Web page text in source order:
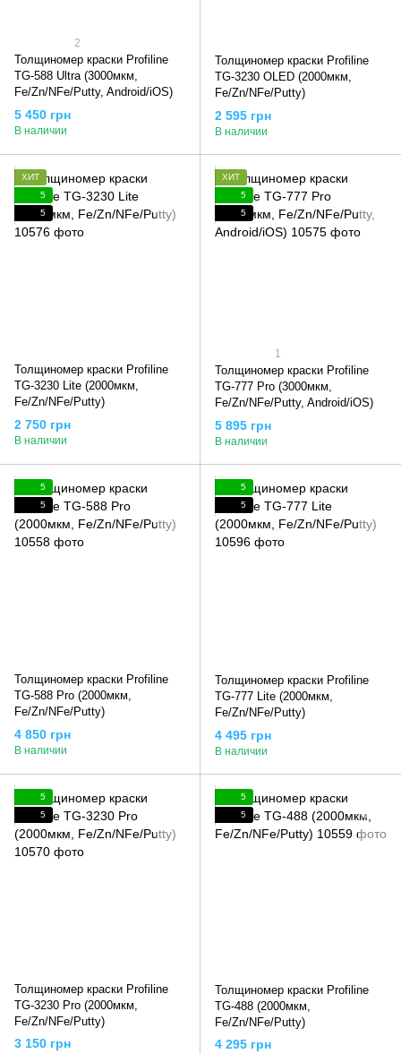
2
Толщиномер краски Profiline
TG-588 Ultra (3000мкм,
Fe/Zn/NFe/Putty, Android/iOS)
5 450 грн
В наличии
Толщиномер краски Profiline
TG-3230 OLED (2000мкм,
Fe/Zn/NFe/Putty)
2 595 грн
В наличии
ХИТ
5
5
Толщиномер краски Profiline
TG-3230 Lite (2000мкм,
Fe/Zn/NFe/Putty)
2 750 грн
В наличии
ХИТ
5
5
1
Толщиномер краски Profiline
TG-777 Pro (3000мкм,
Fe/Zn/NFe/Putty, Android/iOS)
5 895 грн
В наличии
5
5
Толщиномер краски Profiline
TG-588 Pro (2000мкм,
Fe/Zn/NFe/Putty)
4 850 грн
В наличии
5
5
Толщиномер краски Profiline
TG-777 Lite (2000мкм,
Fe/Zn/NFe/Putty)
4 495 грн
В наличии
5
5
Толщиномер краски Profiline
TG-3230 Pro (2000мкм,
Fe/Zn/NFe/Putty)
3 150 грн
5
5
Толщиномер краски Profiline
TG-488 (2000мкм,
Fe/Zn/NFe/Putty)
4 295 грн